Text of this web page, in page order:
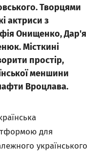
Творцями
актриси з
Онищенко, Дар'я
Місткині
простір,
меншини
Вроцлава.
для
українського